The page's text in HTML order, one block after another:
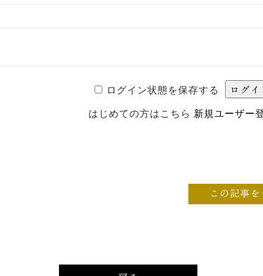
ログイン状態を保存する
はじめての方はこちら 新規ユーザー
この記事